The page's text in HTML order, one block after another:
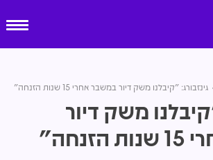
גינזבורג: "קיבלנו משק דיור במשבר אחרי 15 שנות הזנחה"
משק דיור